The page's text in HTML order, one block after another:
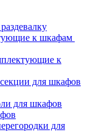
к шкафам
к
для шкафов
для шкафов
для